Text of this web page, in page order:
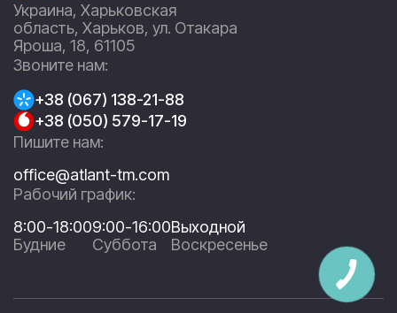
Украина, Харьковская
область, Харьков, ул. Отакара
Яроша, 18, 61105
Звоните нам:
+38 (067) 138-21-88
+38 (050) 579-17-19
Пишите нам:
office@atlant-tm.com
Рабочий график:
8:00-18:00
Будние
9:00-16:00
Суббота
Выходной
Воскресенье